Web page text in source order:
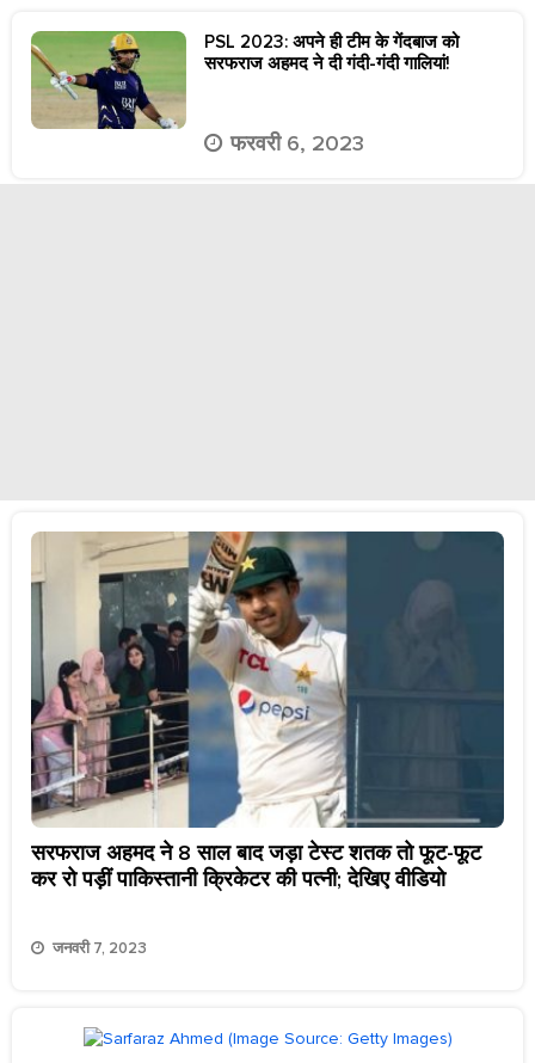
PSL 2023: अपने ही टीम के गेंदबाज को
सरफराज अहमद ने दी गंदी-गंदी गालियां!
फरवरी 6, 2023
सरफराज अहमद ने 8 साल बाद जड़ा टेस्ट शतक तो फूट-फूट
कर रो पड़ीं पाकिस्तानी क्रिकेटर की पत्नी; देखिए वीडियो
जनवरी 7, 2023